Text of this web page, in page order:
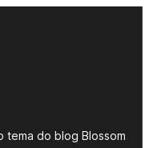
tema do blog Blossom